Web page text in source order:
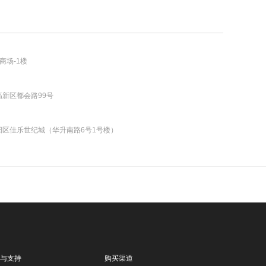
场-1楼
新区都会路99号
佳乐世纪城（华升南路6号1号楼）
支持 购买渠道